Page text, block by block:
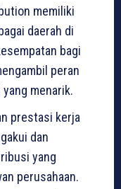
memiliki
daerah di
bagi
peran
menarik.
prestasi kerja
dan
yang
perusahaan.